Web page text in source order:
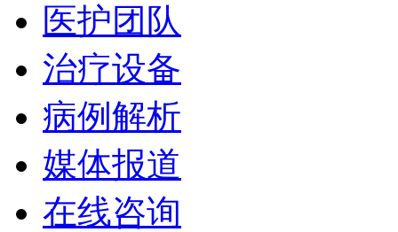
医护团队
治疗设备
病例解析
媒体报道
在线咨询